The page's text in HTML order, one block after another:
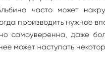
часто может
производить нужное
самоуверенна, даже
может наступать